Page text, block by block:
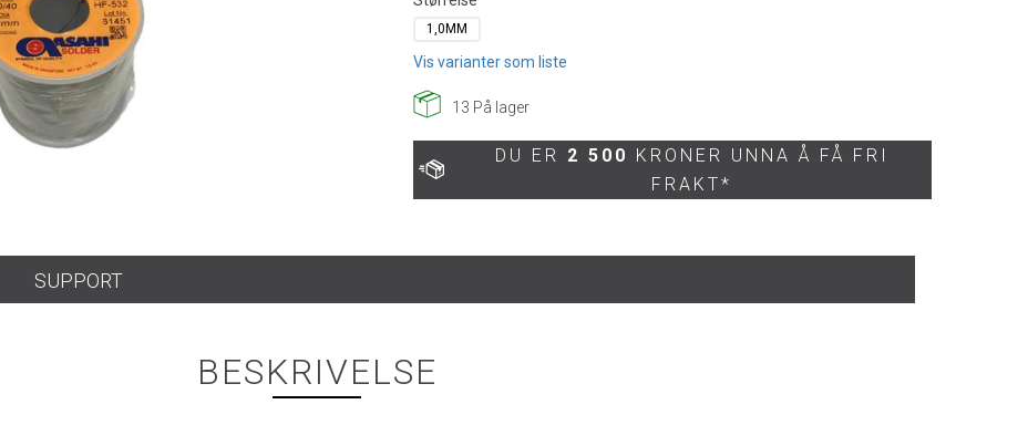
1,0MM
Vis varianter som liste
13 På lager
DU ER 2 500 KRONER UNNA Å FÅ FRI
FRAKT*
SUPPORT
BESKRIVELSE